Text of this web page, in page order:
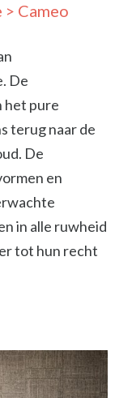
> Cameo
De
het pure
terug naar de
De
en
in alle ruwheid
tot hun recht